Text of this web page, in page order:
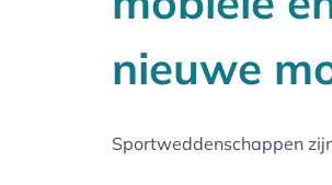
nieuwe
Sportweddenschappen